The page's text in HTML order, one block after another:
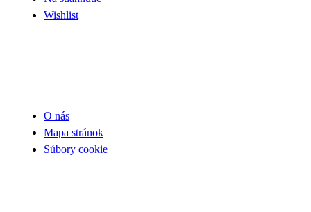
Wishlist
O nás
Mapa stránok
Súbory cookie